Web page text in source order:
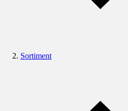
Sortiment